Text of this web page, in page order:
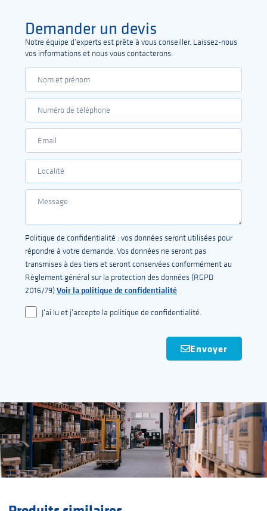
Demander un devis
Notre équipe d’experts est prête à vous conseiller. Laissez-nous
vos informations et nous vous contacterons.
Politique de confidentialité : vos données seront utilisées pour
répondre à votre demande. Vos données ne seront pas
transmises à des tiers et seront conservées conformément au
Règlement général sur la protection des données (RGPD
2016/79)Voir la politique de confidentialité
J'ai lu et j'accepte la politique de confidentialité.
Envoyer